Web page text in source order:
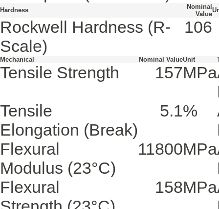
Hardness
Nominal
Value
Rockwell Hardness (R-
Scale)
106
Mechanical Nominal ValueUnit
Tensile Strength 157MPa
Tensile
Elongation (Break)
5.1%
Flexural
Modulus (23°C)
11800MPa
Flexural
158MPa